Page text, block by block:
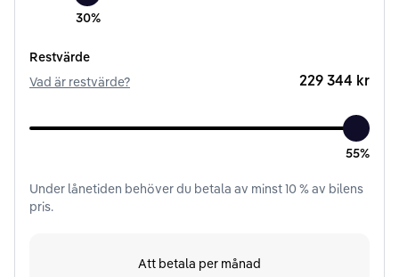
30%
Restvärde
Vad är restvärde?
229 344 kr
55%
Under lånetiden behöver du betala av minst10% av bilens
pris.
Att betala per månad